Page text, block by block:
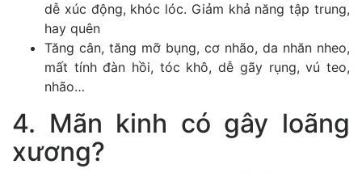
dễ xúc động, khóc lóc. Giảm khả năng tập trung,
hay quên
Tăng cân, tăng mỡ bụng, cơ nhão, da nhăn nheo,
mất tính đàn hồi, tóc khô, dễ gãy rụng, vú teo,
nhão…
4. Mãn kinh có gây loãng
xương?